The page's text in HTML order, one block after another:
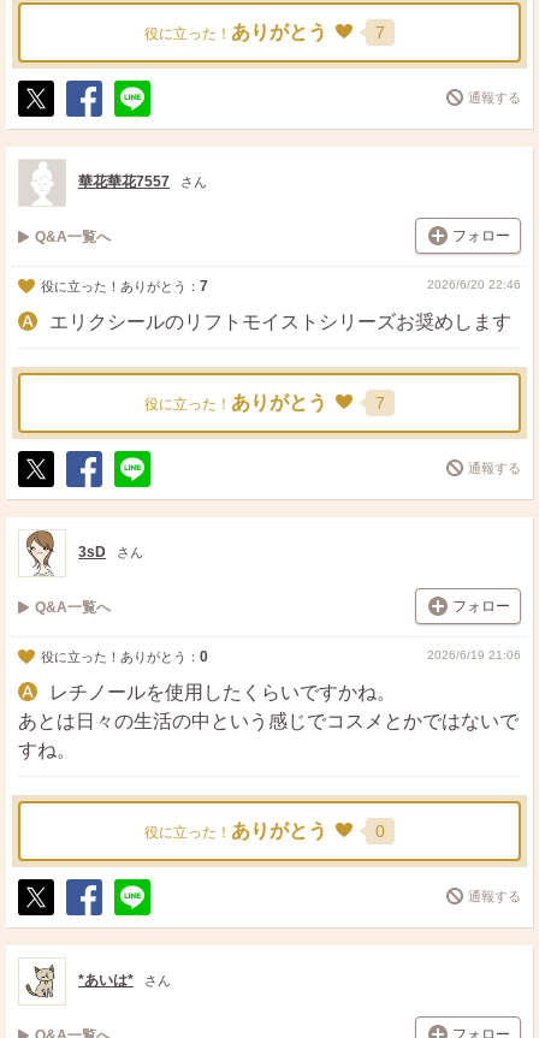
役に立った！ ありがとう 7
ポ
ス
ト
シ
ェ
送
る
通報する
華花華花7557 さん
Q&A一覧へ フォロー
役に立った！ありがとう： 7 2026/6/20 22:46
エリクシールのリフトモイストシリーズお奨めします
役に立った！ ありがとう 7
ポ
ス
ト
シ
ェ
送
る
通報する
3sD さん
Q&A一覧へ フォロー
役に立った！ありがとう： 0 2026/6/19 21:06
レチノールを使用したくらいですかね。
あとは日々の生活の中という感じでコスメとかではないで
すね。
役に立った！ ありがとう 0
ポ
ス
ト
シ
ェ
送
る
通報する
*あいは* さん
フォロー